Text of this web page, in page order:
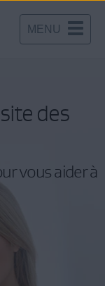
MENU
des
vous aider à